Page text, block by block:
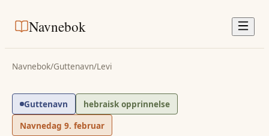
Navnebok
Navnebok/Guttenavn/Levi
Guttenavn
hebraisk opprinnelse
Navnedag 9. februar